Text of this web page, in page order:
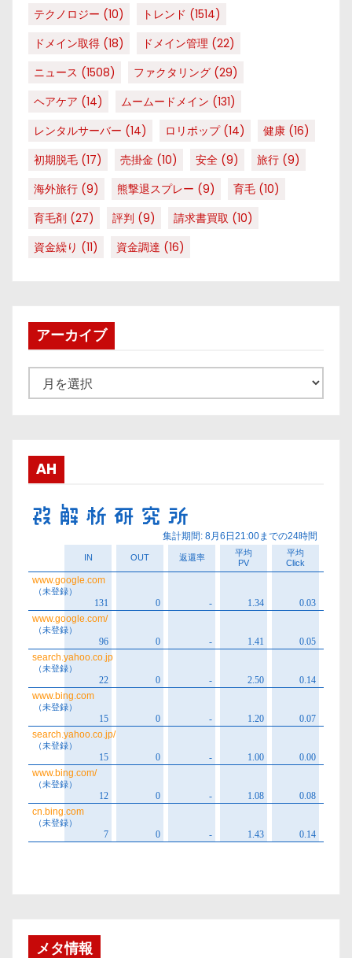
テクノロジー (10) トレンド (1514)
ドメイン取得 (18) ドメイン管理 (22)
ニュース (1508) ファクタリング (29)
ヘアケア (14) ムームードメイン (131)
レンタルサーバー (14) ロリポップ(14) 健康 (16)
初期脱毛 (17) 売掛金 (10) 安全 (9) 旅行 (9)
海外旅行 (9) 熊撃退スプレー (9) 育毛 (10)
育毛剤 (27) 評判 (9) 請求書買取 (10)
資金繰り (11) 資金調達 (16)
アーカイブ
ー
ブ
AH
メタ情報